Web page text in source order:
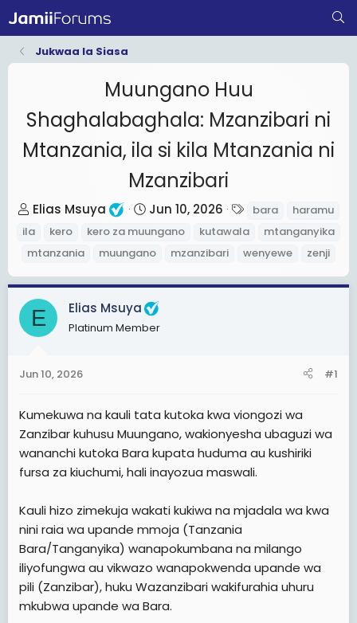
Jukwaa la Siasa
Muungano Huu
Shaghalabaghala: Mzanzibari ni
Mtanzania, ila si kila Mtanzania ni
Mzanzibari
T
h
a
d
s
t
r
e
r
Elias Msuya
S
t
t
d
a
Jun 10, 2026
a
bara
haramu
ila
kero kero za muungano kutawala
mtanganyika
mtanzania
muungano mzanzibari wenyewe zenji
E Elias Msuya
Platinum Member
Jun 10, 2026 #1
Kumekuwa na kauli tata kutoka kwa viongozi wa
Zanzibar kuhusu Muungano, wakionyesha ubaguzi wa
wananchi kutoka Bara kupata huduma au kushiriki
fursa za kiuchumi, hali inayozua maswali.
Kauli hizo zimekuja wakati kukiwa na mjadala wa kwa
nini raia wa upande mmoja (Tanzania
Bara/Tanganyika) wanapokumbana na milango
iliyofungwa au vikwazo wanapokwenda upande wa
pili (Zanzibar), huku Wazanzibari wakifurahia uhuru
mkubwa upande wa Bara.